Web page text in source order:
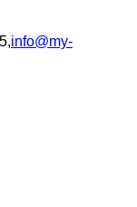
info@my-